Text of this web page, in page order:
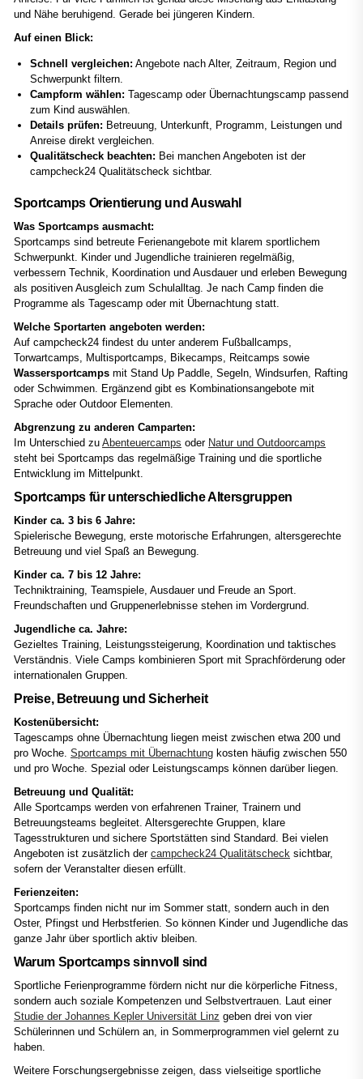
und Nähe beruhigend. Gerade bei jüngeren Kindern.
Auf einen Blick:
Schnell vergleichen: Angebote nach Alter, Zeitraum, Region und
Schwerpunkt filtern.
Campform wählen: Tagescamp oder Übernachtungscamp passend
zum Kind auswählen.
Details prüfen: Betreuung, Unterkunft, Programm, Leistungen und
Anreise direkt vergleichen.
Qualitätscheck beachten: Bei manchen Angeboten ist der
campcheck24 Qualitätscheck sichtbar.
Sportcamps Orientierung und Auswahl
Was Sportcamps ausmacht:
Sportcamps sind betreute Ferienangebote mit klarem sportlichem
Schwerpunkt. Kinder und Jugendliche trainieren regelmäßig,
verbessern Technik, Koordination und Ausdauer und erleben Bewegung
als positiven Ausgleich zum Schulalltag. Je nach Camp finden die
Programme als Tagescamp oder mit Übernachtung statt.
Welche Sportarten angeboten werden:
Auf campcheck24 findest du unter anderem Fußballcamps,
Torwartcamps, Multisportcamps, Bikecamps, Reitcamps sowie
Wassersportcamps mit Stand Up Paddle, Segeln, Windsurfen, Rafting
oder Schwimmen. Ergänzend gibt es Kombinationsangebote mit
Sprache oder Outdoor Elementen.
Abgrenzung zu anderen Camparten:
Im Unterschied zu Abenteuercamps oder Natur und Outdoorcamps
steht bei Sportcamps das regelmäßige Training und die sportliche
Entwicklung im Mittelpunkt.
Sportcamps für unterschiedliche Altersgruppen
Kinder ca. 3 bis 6 Jahre:
Spielerische Bewegung, erste motorische Erfahrungen, altersgerechte
Betreuung und viel Spaß an Bewegung.
Kinder ca. 7 bis 12 Jahre:
Techniktraining, Teamspiele, Ausdauer und Freude an Sport.
Freundschaften und Gruppenerlebnisse stehen im Vordergrund.
Jugendliche ca. Jahre:
Gezieltes Training, Leistungssteigerung, Koordination und taktisches
Verständnis. Viele Camps kombinieren Sport mit Sprachförderung oder
internationalen Gruppen.
Preise, Betreuung und Sicherheit
Kostenübersicht:
Tagescamps ohne Übernachtung liegen meist zwischen etwa 200 und
pro Woche. Sportcamps mit Übernachtung kosten häufig zwischen 550
und pro Woche. Spezial oder Leistungscamps können darüber liegen.
Betreuung und Qualität:
Alle Sportcamps werden von erfahrenen Trainer, Trainern und
Betreuungsteams begleitet. Altersgerechte Gruppen, klare
Tagesstrukturen und sichere Sportstätten sind Standard. Bei vielen
Angeboten ist zusätzlich der campcheck24 Qualitätscheck sichtbar,
sofern der Veranstalter diesen erfüllt.
Ferienzeiten:
Sportcamps finden nicht nur im Sommer statt, sondern auch in den
Oster, Pfingst und Herbstferien. So können Kinder und Jugendliche das
ganze Jahr über sportlich aktiv bleiben.
Warum Sportcamps sinnvoll sind
Sportliche Ferienprogramme fördern nicht nur die körperliche Fitness,
sondern auch soziale Kompetenzen und Selbstvertrauen. Laut einer
Studie der Johannes Kepler Universität Linz geben drei von vier
Schülerinnen und Schülern an, in Sommerprogrammen viel gelernt zu
haben.
Weitere Forschungsergebnisse zeigen, dass vielseitige sportliche